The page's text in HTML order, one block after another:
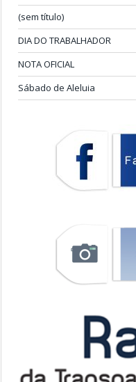
(sem título)
DIA DO TRABALHADOR
NOTA OFICIAL
Sábado de Aleluia